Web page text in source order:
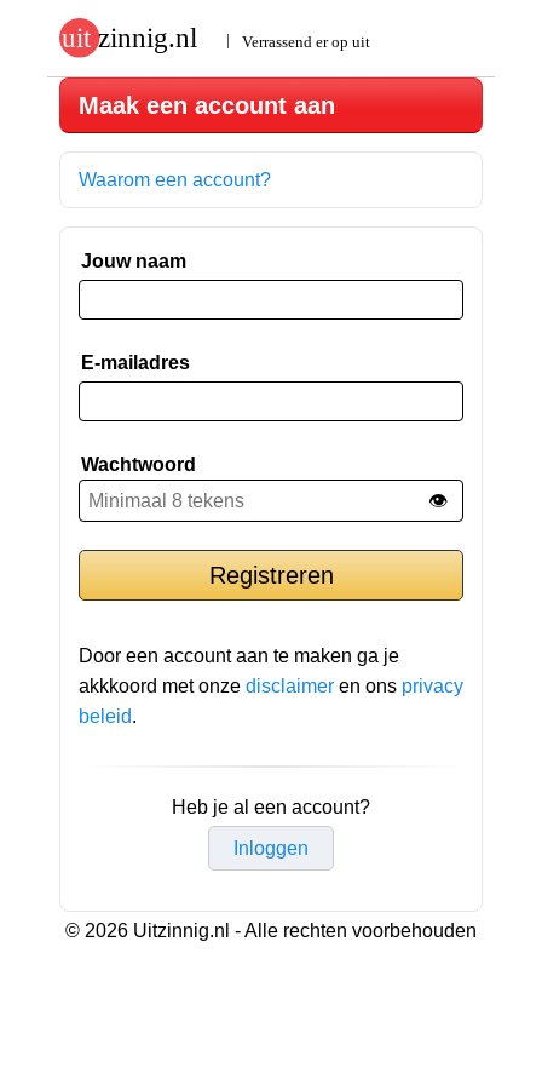
Maak een account aan
Waarom een account?
Jouw naam
E-mailadres
Wachtwoord
👁️
Door een account aan te maken ga je
akkkoord met onze disclaimer en ons privacy
beleid.
Heb je al een account?
Inloggen
© 2026 Uitzinnig.nl - Alle rechten voorbehouden